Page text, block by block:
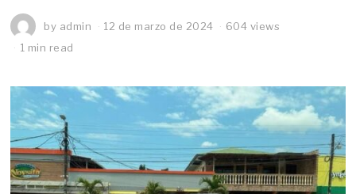
by admin 12 de marzo de 2024
a
r
z
d
e
2
604 views
1 min read